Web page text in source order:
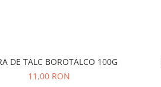
DE TALC BOROTALCO 100G
11,00 RON